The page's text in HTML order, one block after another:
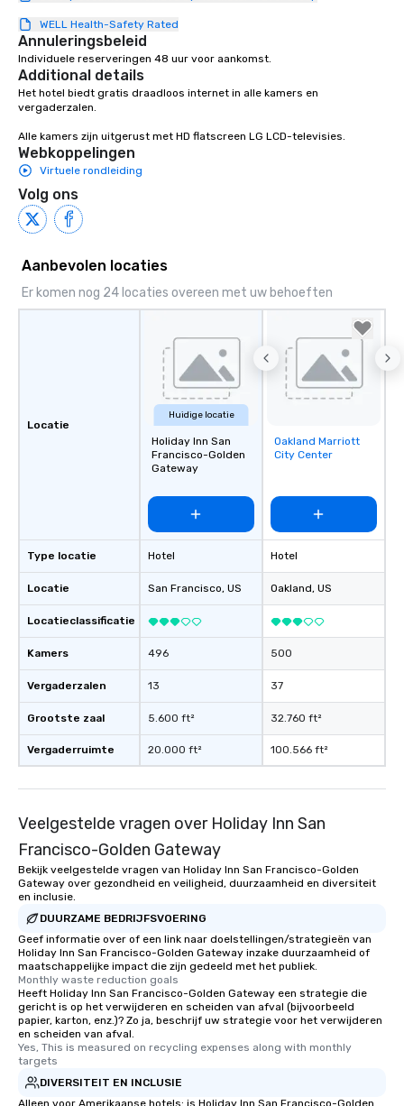
WELL Health-Safety Rated
Annuleringsbeleid
Individuele reserveringen 48 uur voor aankomst.
Additional details
Het hotel biedt gratis draadloos internet in alle kamers en
vergaderzalen.
Alle kamers zijn uitgerust met HD flatscreen LG LCD-televisies.
Webkoppelingen
Virtuele rondleiding
Volg ons
Aanbevolen locaties
Er komen nog 24 locaties overeen met uw behoeften
Locatie
Type locatie
Locatie
Locatieclassificatie
Kamers
Vergaderzalen
Grootste zaal
Vergaderruimte
Huidige locatie
Holiday Inn San
Francisco-Golden
Gateway
Hotel
San Francisco, US
496
13
5.600 ft²
20.000 ft²
Removed from
favorites
Oakland Marriott
City Center
Hotel
Oakland, US
500
37
32.760 ft²
100.566 ft²
Veelgestelde vragen over Holiday Inn San
Francisco-Golden Gateway
Bekijk veelgestelde vragen van Holiday Inn San Francisco-Golden
Gateway over gezondheid en veiligheid, duurzaamheid en diversiteit
en inclusie.
DUURZAME BEDRIJFSVOERING
Geef informatie over of een link naar doelstellingen/strategieën van
Holiday Inn San Francisco-Golden Gateway inzake duurzaamheid of
maatschappelijke impact die zijn gedeeld met het publiek.
Monthly waste reduction goals
Heeft Holiday Inn San Francisco-Golden Gateway een strategie die
gericht is op het verwijderen en scheiden van afval (bijvoorbeeld
papier, karton, enz.)? Zo ja, beschrijf uw strategie voor het verwijderen
en scheiden van afval.
Yes, This is measured on recycling expenses along with monthly
targets
DIVERSITEIT EN INCLUSIE